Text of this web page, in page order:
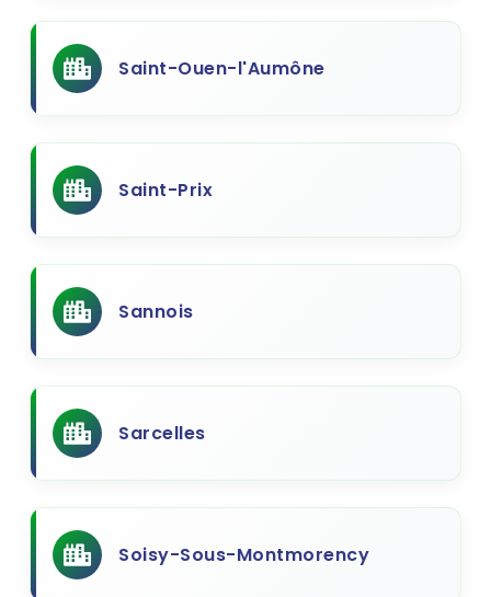
Saint-Ouen-l'Aumône
Saint-Prix
Sannois
Sarcelles
Soisy-Sous-Montmorency